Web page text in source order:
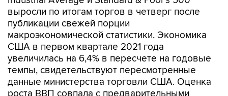
макроэкономической статистики. Экономика
США в первом квартале 2021 года
увеличилась на 6,4% в пересчете на годовые
темпы, свидетельствуют пересмотренные
данные министерства торговли США. Оценка
роста ВВП совпала с предварительными
данными.